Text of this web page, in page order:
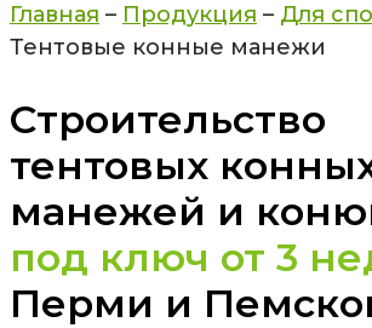
Главная – Продукция – Для
Тентовые конные манежи
Строительство
тентовых
манежей и
под ключ от 3
Перми и